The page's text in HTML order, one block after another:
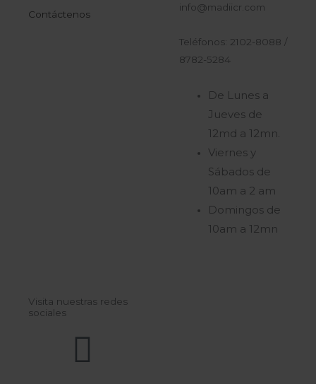
Contáctenos
info@madiicr.com
Teléfonos: 2102-8088 /
8782-5284
De Lunes a
Jueves de
12md a 12mn.
Viernes y
Sábados de
10am a 2 am
Domingos de
10am a 12mn
Visita nuestras redes
sociales